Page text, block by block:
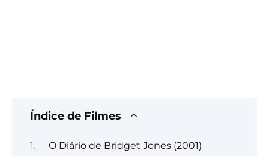
Índice de Filmes
O Diário de Bridget Jones (2001)